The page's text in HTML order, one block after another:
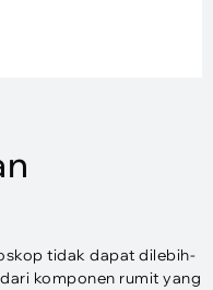
tidak dapat dilebih-
komponen rumit yang